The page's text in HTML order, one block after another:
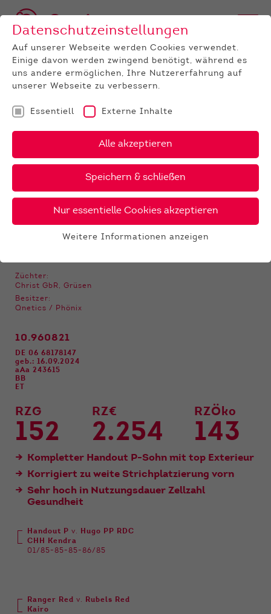
BULLEN RED HOLSTEIN
Hancock
X ‹ ›
HANCOCK 42 €
Züchter:
Christ GbR, Grüsen
Besitzer:
Qnetics / Phönix
10.960821
DE 06 68178147
geb.: 16.09.2024
aAa 243615
BB
ET
RZG
152
RZ€
2.254
RZÖko
143
Kompletter Handout P-Sohn mit top Exterieur
Korrigiert zu weite Strichplatzierung vorn
Sehr hoch in Nutzungsdauer Zellzahl
Gesundheit
Handout P v.
Hugo PP RDC
CHH Kendra
01/85-85-85-86/85
Ranger Red v.
Rubels Red
Kairo
Datenschutzeinstellungen
Auf unserer Webseite werden Cookies verwendet.
Einige davon werden zwingend benötigt, während es
uns andere ermöglichen, Ihre Nutzererfahrung auf
unserer Webseite zu verbessern.
Essentiell Externe Inhalte
Alle akzeptieren
Speichern & schließen
Nur essentielle Cookies akzeptieren
Funktionen der Webseite benötigt. Dadurch ist
gewährleistet, dass die Webseite einwandfrei
funktioniert.
Anbieter
Laufzeit
Cookie Einstellungen speichern
Externe Inhalte
Wir verwenden auf unserer Website externe
Inhalte, um Ihnen zusätzliche Informationen
Weitere Informationen anzeigen